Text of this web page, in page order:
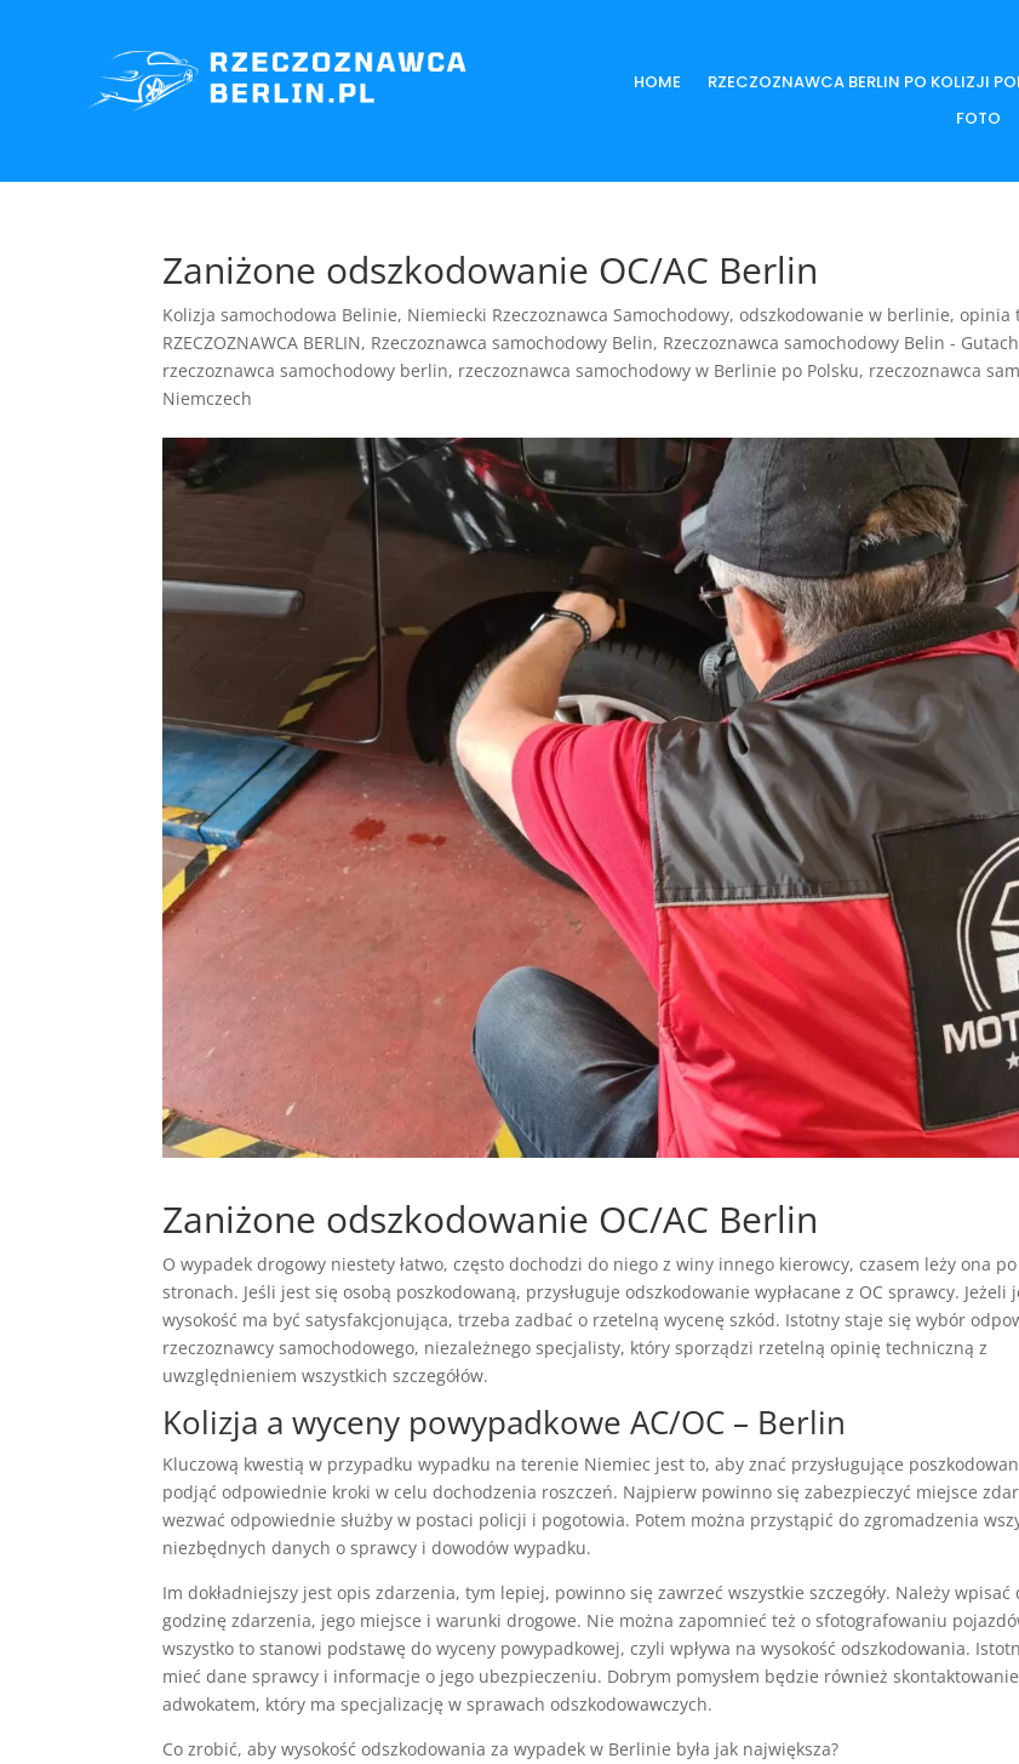
HOME RZECZOZNAWCA BERLIN PO KOLIZJI
FOTO
Zaniżone odszkodowanie OC/AC Berlin
Kolizja samochodowa Belinie, Niemiecki Rzeczoznawca Samochodowy,odszkodowanie w berlinie,opinia
RZECZOZNAWCA BERLIN, Rzeczoznawca samochodowy Belin, Rzeczoznawca samochodowy Belin -
rzeczoznawca samochodowy berlin, rzeczoznawca samochodowy w Berlinie po Polsku, rzeczoznawca
Niemczech
Zaniżone odszkodowanie OC/AC Berlin
O wypadek drogowy niestety łatwo, często dochodzi do niego z winy innego kierowcy, czasem leży ona
stronach. Jeśli jest się osobą poszkodowaną, przysługuje odszkodowanie wypłacane z OC sprawcy. Jeżeli
wysokość ma być satysfakcjonująca, trzeba zadbać o rzetelną wycenę szkód. Istotny staje się wybór
rzeczoznawcy samochodowego, niezależnego specjalisty, który sporządzi rzetelną opinię techniczną z
uwzględnieniem wszystkich szczegółów.
Kolizja a wyceny powypadkowe AC/OC – Berlin
Kluczową kwestią w przypadku wypadku na terenie Niemiec jest to, aby znać przysługujące
podjąć odpowiednie kroki w celu dochodzenia roszczeń. Najpierw powinno się zabezpieczyć miejsce
wezwać odpowiednie służby w postaci policji i pogotowia. Potem można przystąpić do zgromadzenia
niezbędnych danych o sprawcy i dowodów wypadku.
Im dokładniejszy jest opis zdarzenia, tym lepiej, powinno się zawrzeć wszystkie szczegóły. Należy wpisać
godzinę zdarzenia, jego miejsce i warunki drogowe. Nie można zapomnieć też o sfotografowaniu
wszystko to stanowi podstawę do wyceny powypadkowej, czyli wpływa na wysokość odszkodowania.
mieć dane sprawcy i informacje o jego ubezpieczeniu. Dobrym pomysłem będzie również
adwokatem, który ma specjalizację w sprawach odszkodowawczych.
Co zrobić, aby wysokość odszkodowania za wypadek w Berlinie była jak największa?